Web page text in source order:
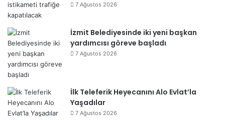
7 Ağustos 2026
İzmit Belediyesinde iki yeni başkan
yardımcısı göreve başladı
7 Ağustos 2026
İlk Teleferik Heyecanını Alo Evlat’la
Yaşadılar
7 Ağustos 2026